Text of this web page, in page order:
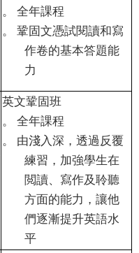
。 全年課程
。 鞏固文憑試閱讀和寫
作卷的基本答題能
力
英文鞏固班
。 全年課程
。 由淺入深，透過反覆
練習，加強學生在
閲讀、寫作及聆聽
方面的能力，讓他
們逐漸提升英語水
平